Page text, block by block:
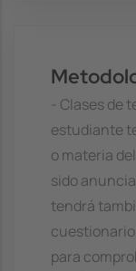
- Clases de
estudiante
o materia
sido
tendrá
para